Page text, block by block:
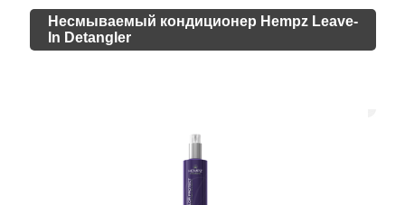
Несмываемый кондиционер Hempz Leave-
In Detangler